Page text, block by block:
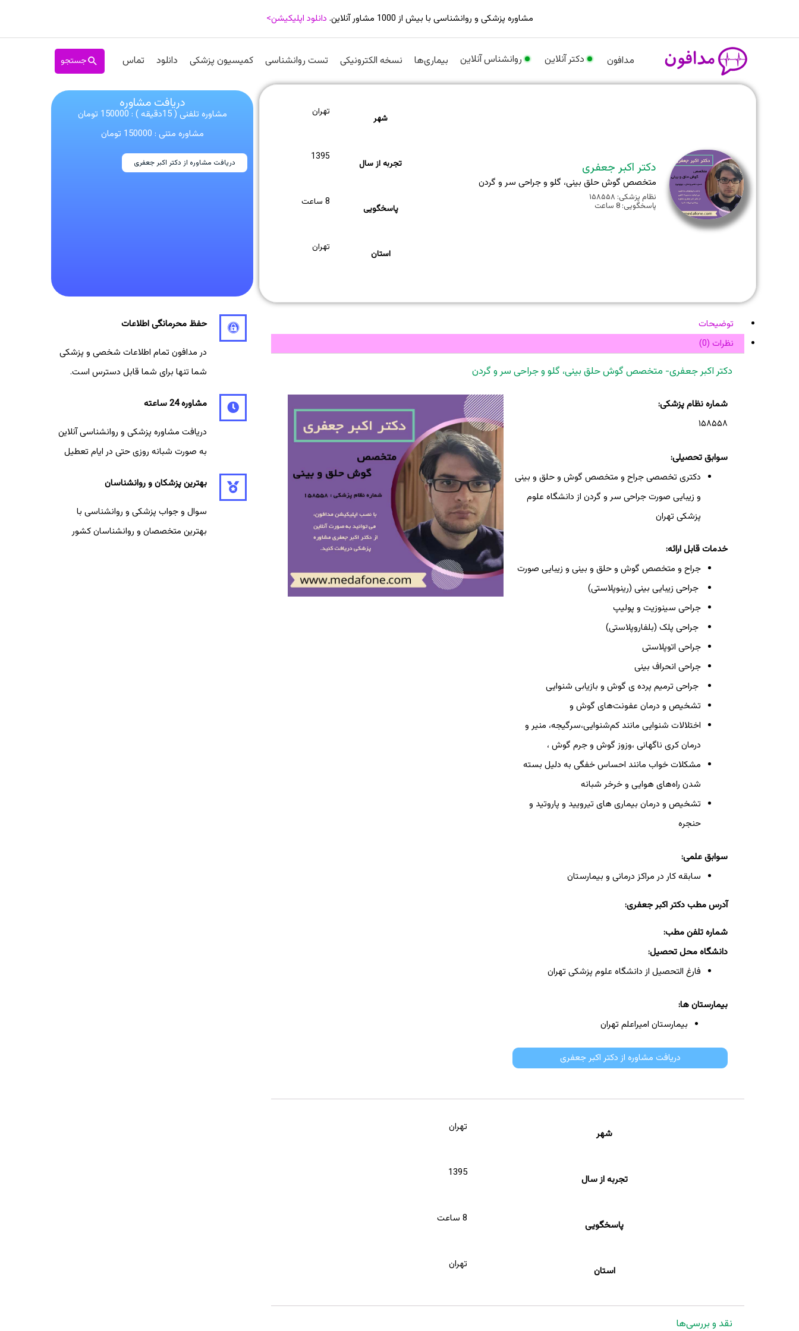
مشاوره پزشکی و روانشناسی با بیش از 1000 مشاور آنلاین. دانلود اپلیکیشن>
مدافون دکتر آنلاین روانشناس آنلاین بیماری‌ها نسخه الکترونیکی تست روانشناسی کمیسیون پزشکی دانلود تماس جستجو
دکتر اکبر جعفری
متخصص گوش حلق بینی، گلو و جراحی سر و گردن
نظام پزشکی: ۱۵۸۵۵۸
پاسخگویی: 8 ساعت
شهر
تهران
تجربه از سال
1395
پاسخگویی
8 ساعت
استان
تهران
دریافت مشاوره
مشاوره تلفنی ( 15دقیقه ) : 150000 تومان
مشاوره متنی : 150000 تومان
دریافت مشاوره از دکتر اکبر جعفری
توضیحات
نظرات (0)
دکتر اکبر جعفری- متخصص گوش حلق بینی، گلو و جراحی سر و گردن
شماره نظام پزشکی:
۱۵۸۵۵۸
سوابق تحصیلی:
دکتری تخصصی جراح و متخصص گوش و حلق و بینی
و زیبایی صورت جراحی سر و گردن از دانشگاه علوم
پزشکی تهران
خدمات قابل ارائه:
جراح و متخصص گوش و حلق و بینی و زیبایی صورت
جراحی زیبایی بینی (رینوپلاستی)
جراحی سینوزیت و پولیپ
جراحی پلک (بلفاروپلاستی)
جراحی اتوپلاستی
جراحی انحراف بینی
جراحی ترمیم پرده ی گوش و بازیابی شنوایی
تشخیص و درمان عفونت‌های گوش و
اختلالات شنوایی مانند کم‌شنوایی،سرگیجه، منیر و
درمان کری ناگهانی ،وزوز گوش و جرم گوش ،
مشکلات خواب مانند احساس خفگی به دلیل بسته
شدن راه‌های هوایی و خرخر شبانه
تشخیص و درمان بیماری های تیرویید و پاروتید و
حنجره
سوابق علمی:
سابقه کار در مراکز درمانی و بیمارستان
آدرس مطب دکتر اکبر جعفری:
شماره تلفن مطب:
دانشگاه محل تحصیل:
فارغ التحصیل از دانشگاه علوم پزشکی تهران
بیمارستان ها:
بیمارستان امیراعلم تهران
دریافت مشاوره از دکتر اکبر جعفری
شهر
تهران
تجربه از سال
1395
پاسخگویی
8 ساعت
استان
تهران
نقد و بررسی‌ها
حفظ محرمانگی اطلاعات
در مدافون تمام اطلاعات شخصی و پزشکی
شما تنها برای شما قابل دسترس است.
مشاوره 24 ساعته
دریافت مشاوره پزشکی و روانشناسی آنلاین
به صورت شبانه روزی حتی در ایام تعطیل
بهترین پزشکان و روانشناسان
سوال و جواب پزشکی و روانشناسی با
بهترین متخصصان و روانشناسان کشور